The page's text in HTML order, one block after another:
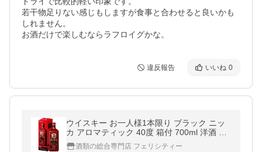
若干物足りない感じもしますが食事と合わせると良いかも
しれません。
お酒だけで楽しむならラフロイグかな。
違反報告 いいね 0
ウイスキー お一人様1本限り ブラック ニッ
カ アロマティック 40度 箱付 700ml 洋酒 whi
sky酒類の総合専門店 フェリシティー